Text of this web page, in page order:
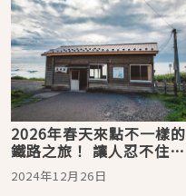
2026年春天來點不一樣的
鐵路之旅！ 讓人忍不住想
中途下車的JR東日本秘境
絕景車站5選
2024年12月26日